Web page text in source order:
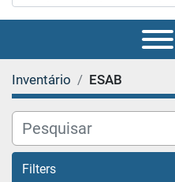
Inventário ESAB
Filters